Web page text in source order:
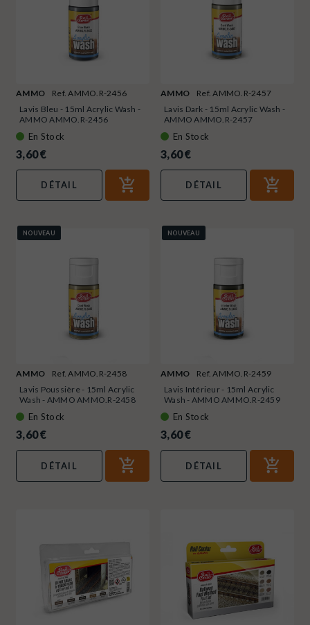
AMMO
Ref. AMMO.R-2456
Lavis Bleu - 15ml Acrylic Wash -
AMMO AMMO.R-2456
En Stock
3,60 €
DÉTAIL
AMMO
Ref. AMMO.R-2457
Lavis Dark - 15ml Acrylic Wash -
AMMO AMMO.R-2457
En Stock
3,60 €
DÉTAIL
NOUVEAU
AMMO
Ref. AMMO.R-2458
Lavis Poussière - 15ml Acrylic
Wash - AMMO AMMO.R-2458
En Stock
3,60 €
DÉTAIL
NOUVEAU
AMMO
Ref. AMMO.R-2459
Lavis Intérieur - 15ml Acrylic
Wash - AMMO AMMO.R-2459
En Stock
3,60 €
DÉTAIL